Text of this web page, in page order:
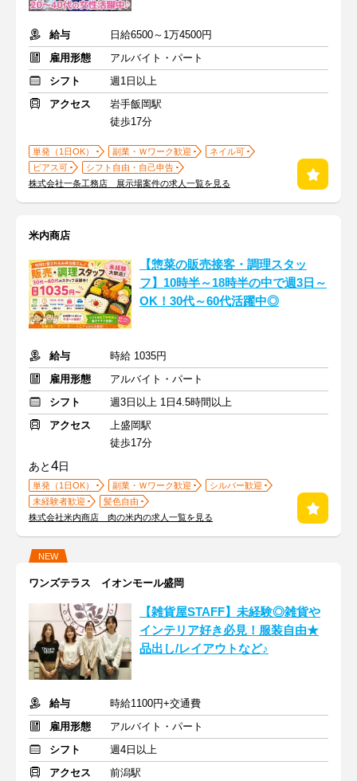
給与
日給6500～1万4500円
雇用形態
アルバイト・パート
シフト
週1日以上
アクセス
岩手飯岡駅
徒歩17分
単発（1日OK） 副業・Ｗワーク歓迎
ネイル可
ピアス可
シフト自由・自己申告
株式会社一条工務店 展示場案件の求人一覧を見る
米内商店
【惣菜の販売接客・調理スタッ
フ】10時半～18時半の中で週3日～
OK！30代～60代活躍中◎
給与
時給 1035円
雇用形態
アルバイト・パート
シフト
週3日以上 1日4.5時間以上
アクセス
上盛岡駅
徒歩17分
あと4日
単発（1日OK） 副業・Ｗワーク歓迎
シルバー歓迎
未経験者歓迎
髪色自由
株式会社米内商店 肉の米内の求人一覧を見る
NEW
ワンズテラス イオンモール盛岡
【雑貨屋STAFF】未経験◎雑貨や
インテリア好き必見！服装自由★
品出し/レイアウトなど♪
給与
時給1100円+交通費
雇用形態
アルバイト・パート
シフト
週4日以上
アクセス
前潟駅